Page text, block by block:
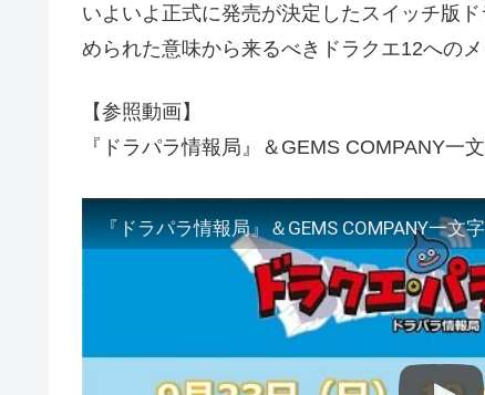
いよいよ正式に発売が決定したスイッチ版
められた意味から来るべきドラクエ12へのメ
【参照動画】
『ドラパラ情報局』＆GEMS COMPANY一